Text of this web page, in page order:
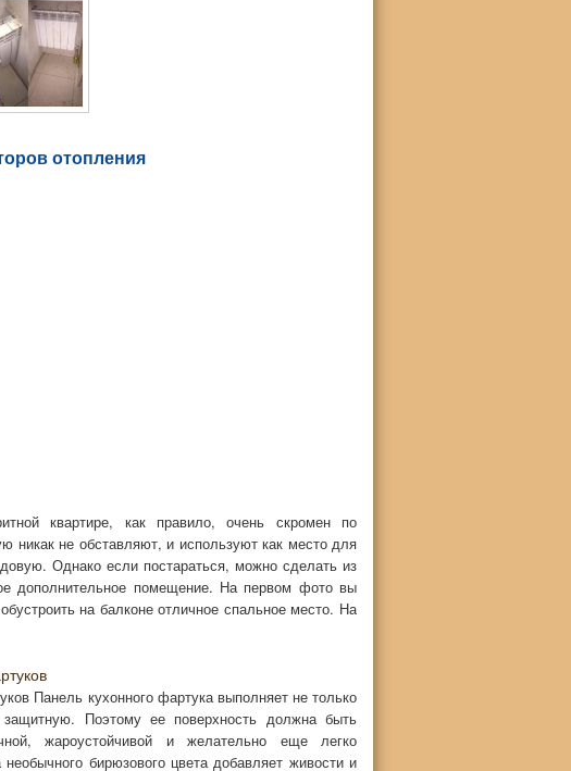
отопления
квартире, как правило, очень скромен по
никак не обставляют, и используют как место для
Однако если постараться, можно сделать из
дополнительное помещение. На первом фото вы
на балконе отличное спальное место. На
Панель кухонного фартука выполняет не только
Поэтому ее поверхность должна быть
жароустойчивой и желательно еще легко
бирюзового цвета добавляет живости и